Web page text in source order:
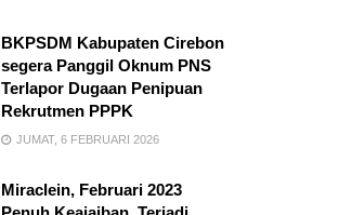
BKPSDM Kabupaten Cirebon
segera Panggil Oknum PNS
Terlapor Dugaan Penipuan
Rekrutmen PPPK
JUMAT, 6 FEBRUARI 2026
Miraclein, Februari 2023